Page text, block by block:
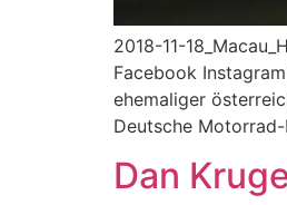
2018-11-
Facebook
ehemaliger
Deutsche
Dan